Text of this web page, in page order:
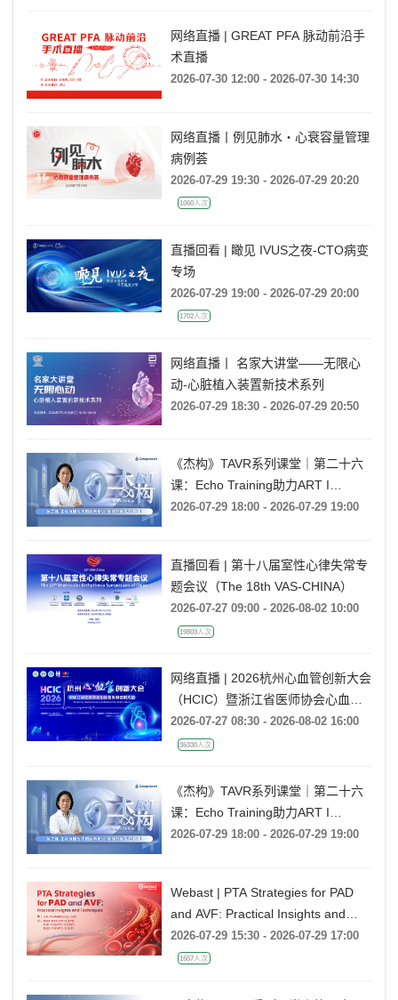
网络直播 | GREAT PFA 脉动前沿手
术直播
2026-07-30 12:00 - 2026-07-30 14:30
网络直播丨例见肺水・心衰容量管理
病例荟
2026-07-29 19:30 - 2026-07-29 20:20
1060人次
直播回看 | 瞰见 IVUS之夜-CTO病变
专场
2026-07-29 19:00 - 2026-07-29 20:00
1702人次
网络直播丨 名家大讲堂——无限心
动-心脏植入装置新技术系列
2026-07-29 18:30 - 2026-07-29 20:50
《杰构》TAVR系列课堂｜第二十六
课：Echo Training助力ART I
Rebecca T. Hahn教授《第二期-主动
2026-07-29 18:00 - 2026-07-29 19:00
直播回看 | 第十八届室性心律失常专
题会议（The 18th VAS-CHINA）
2026-07-27 09:00 - 2026-08-02 10:00
19803人次
网络直播 | 2026杭州心血管创新大会
（HCIC）暨浙江省医师协会心血管
外科医师大会
2026-07-27 08:30 - 2026-08-02 16:00
36330人次
《杰构》TAVR系列课堂｜第二十六
课：Echo Training助力ART I
Rebecca T. Hahn教授《第二期-主动
2026-07-29 18:00 - 2026-07-29 19:00
Webast | PTA Strategies for PAD
and AVF: Practical Insights and
Techniques
2026-07-29 15:30 - 2026-07-29 17:00
1657人次